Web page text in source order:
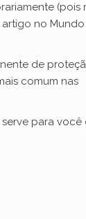
(pois
no Mundo
de
comum nas
para você